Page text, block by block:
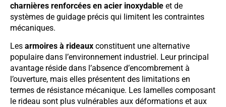
charnières renforcées en acier inoxydable et de
systèmes de guidage précis qui limitent les contraintes
mécaniques.
Les armoires à rideaux constituent une alternative
populaire dans l’environnement industriel. Leur principal
avantage réside dans l’absence d’encombrement à
l’ouverture, mais elles présentent des limitations en
termes de résistance mécanique. Les lamelles composant
le rideau sont plus vulnérables aux déformations et aux